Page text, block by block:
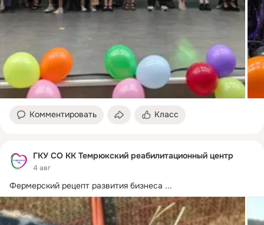
Комментировать Класс
ГКУ СО КК Темрюкский реабилитационный центр
4 авг
Фермерский рецепт развития бизнеса ...